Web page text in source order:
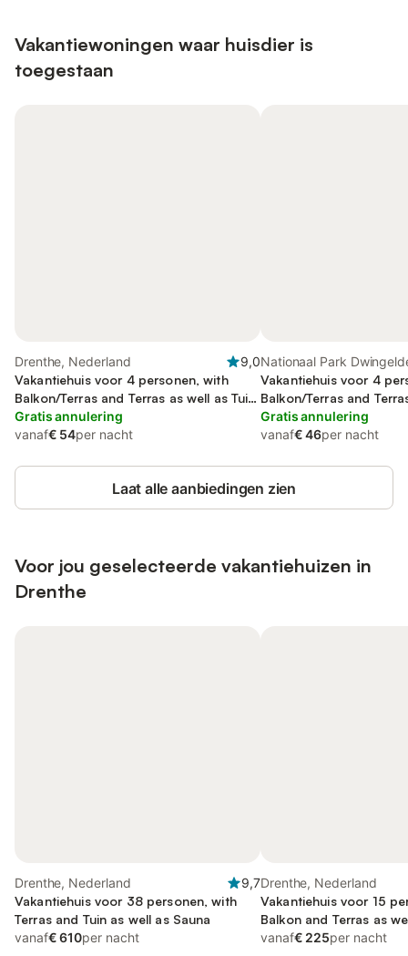
Vakantiewoningen waar huisdier is
toegestaan
Drenthe, Nederland
9,0
Vakantiehuis voor 4 personen, with
Balkon/Terras and Terras as well as Tuin
and Kinderzwembad
Gratis annulering
vanaf€ 54per nacht
Nationaal Park
Drenthe
Vakantiehuis voor 4
Balkon/Terras and
Gratis annulering
vanaf€ 46per nacht
Laat alle aanbiedingen zien
Voor jou geselecteerde vakantiehuizen in
Drenthe
Drenthe, Nederland
9,7
Vakantiehuis voor 38 personen, with
Terras and Tuin as well as Sauna
vanaf€ 610per nacht
Drenthe, Nederland
Vakantiehuis voor 15
Balkon and Terras as
vanaf€ 225per nacht